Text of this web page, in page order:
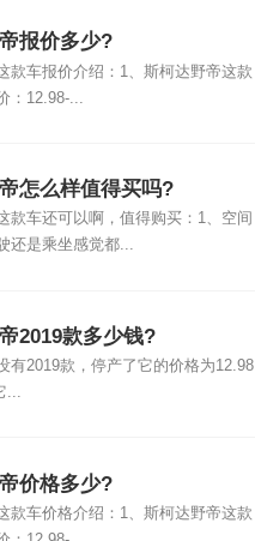
报价多少?
款车报价介绍：1、斯柯达野帝这款
：12.98-...
怎么样值得买吗?
款车还可以啊，值得购买：1、空间
还是乘坐感觉都...
2019款多少钱?
有2019款，停产了它的价格为12.98
...
价格多少?
款车价格介绍：1、斯柯达野帝这款